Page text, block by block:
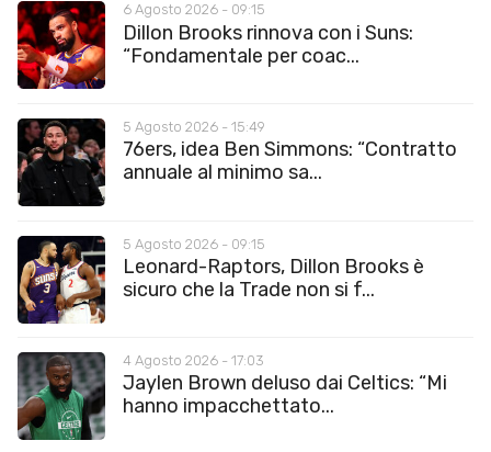
6 Agosto 2026 - 09:15
Dillon Brooks rinnova con i Suns:
“Fondamentale per coac...
5 Agosto 2026 - 15:49
76ers, idea Ben Simmons: “Contratto
annuale al minimo sa...
5 Agosto 2026 - 09:15
Leonard-Raptors, Dillon Brooks è
sicuro che la Trade non si f...
4 Agosto 2026 - 17:03
Jaylen Brown deluso dai Celtics: “Mi
hanno impacchettato...